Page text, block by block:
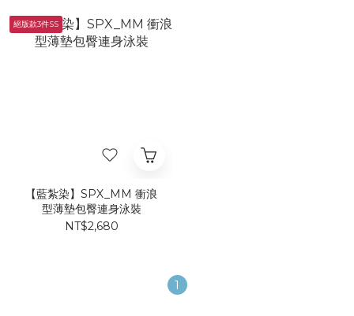
絕版款3件SS
【藍紮染】SPX_MM 衝浪
型薄墊包臀連身泳裝
NT$2,680
1